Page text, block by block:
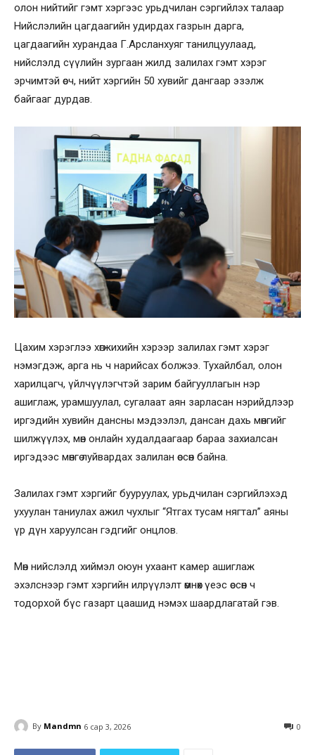
олон нийтийг гэмт хэргээс урьдчилан сэргийлэх талаар
Нийслэлийн цагдаагийн удирдах газрын дарга,
цагдаагийн хурандаа Г.Арсланхуяг танилцуулаад,
нийслэлд сүүлийн зургаан жилд залилах гэмт хэрэг
эрчимтэй өсч, нийт хэргийн 50 хувийг дангаар эзэлж
байгааг дурдав.
Цахим хэрэглээ хөгжихийн хэрээр залилах гэмт хэрэг
нэмэгдэж, арга нь ч нарийсах болжээ. Тухайлбал, олон
харилцагч, үйлчүүлэгчтэй зарим байгууллагын нэр
ашиглаж, урамшуулал, сугалаат аян зарласан нэрийдлээр
иргэдийн хувийн дансны мэдээлэл, дансан дахь мөнгийг
шилжүүлэх, мөн онлайн худалдаагаар бараа захиалсан
иргэдээс мөнгө луйвардах залилан өссөн байна.
Залилах гэмт хэргийг бууруулах, урьдчилан сэргийлэхэд
ухуулан таниулах ажил чухлыг “Ятгах тусам нягтал” аяны
үр дүн харуулсан гэдгийг онцлов.
Мөн нийслэлд хиймэл оюун ухаант камер ашиглаж
эхэлснээр гэмт хэргийн илрүүлэлт өмнөх үеэс өссөн ч
тодорхой бүс газарт цаашид нэмэх шаардлагатай гэв.
By Mandmn 6 сар 3, 2026 0